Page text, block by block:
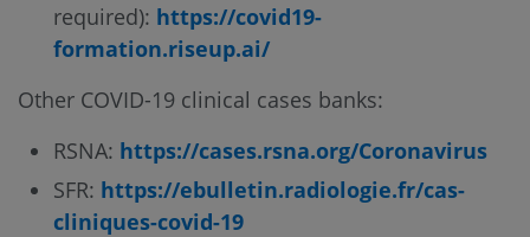
required): https://covid19-
formation.riseup.ai/
Other COVID-19 clinical cases banks:
RSNA: https://cases.rsna.org/Coronavirus
SFR: https://ebulletin.radiologie.fr/cas-
cliniques-covid-19